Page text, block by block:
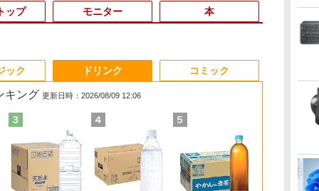
3
中古パソコン |
Lenovo | ThinkPad
L570 | Windows11 | ノ
【期間限定 ポイント10
倍】Lenovo IdeaPad
D330 10.1型 2-in-1 タ
5
【期間限定破格金
額！】新生活 新古品
Win11搭載 パソコンノ
【2in1 タブ
フル】高性
ARROWS
ップ
97,848円」
ミニPC
搭載
＼11日まで限定価格／ゲーミ
ングPC 福袋 セット 新品
RTX5060 Ryzen7 5700X メ
4
【展示品・代引不可】 Dell
デスクトップパソコン Dell
24 AD67 23.8型FHD/ Core
MSI CUBI-5-
Core i3-
SSD
モニター
3
モバイルモニター 15.6
インチ InnoView モバ
イルディスプレイ 自立
アースドリームス 厳選
おまかせモニター 21.5
型〜27型ワイド
5
＼500円OFFクーポン
あり！／ モバイルモニ
ター 15.6インチ 1080P
Yoothi 互換
14.0インチ
B140HTN02.0
本
3
杖と剣のウィストリア
（16） （講談社コミッ
クス） [ 大森 藤ノ ]
ちいかわ なんか小さ
くてかわいいやつ
（2） （ワイドKC） [
5
バムとケロのデイブッ
ク Bam and Kero
Day Book [ 島田ゆか ]
【3千円以上
世界の歴史
習まんが 18
ック ドリンク
キング 更新日時：2026/08/09 12:06
コミック